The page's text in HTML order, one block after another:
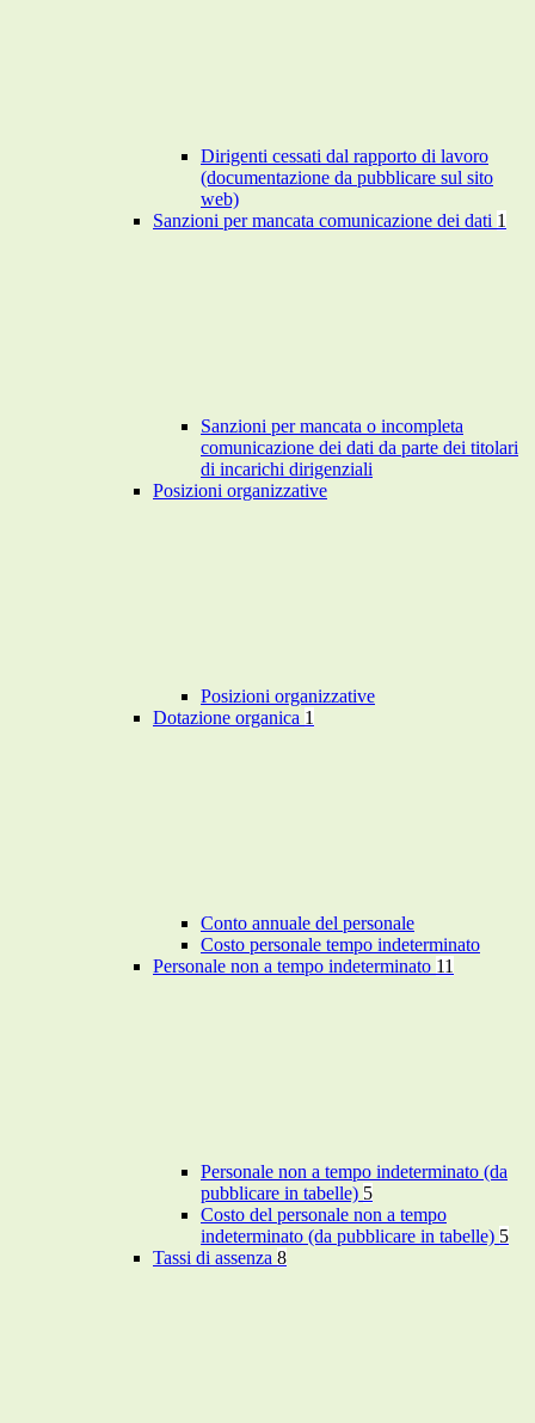
Dirigenti cessati dal rapporto di lavoro
(documentazione da pubblicare sul sito
web)
Sanzioni per mancata comunicazione dei dati 1
Sanzioni per mancata o incompleta
comunicazione dei dati da parte dei titolari
di incarichi dirigenziali
Posizioni organizzative
Posizioni organizzative
Dotazione organica 1
Conto annuale del personale
Costo personale tempo indeterminato
Personale non a tempo indeterminato 11
Personale non a tempo indeterminato (da
pubblicare in tabelle) 5
Costo del personale non a tempo
indeterminato (da pubblicare in tabelle) 5
Tassi di assenza 8